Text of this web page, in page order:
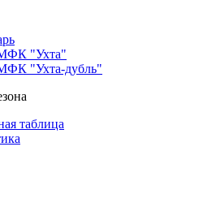
"Ухта"
"Ухта-дубль"
таблица